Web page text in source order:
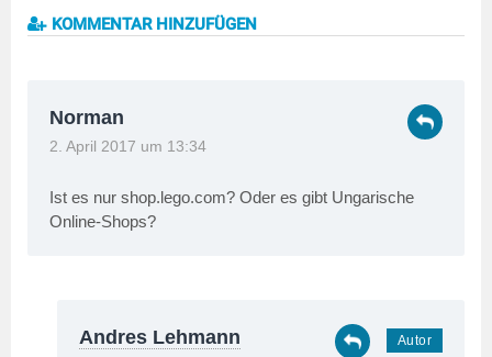
KOMMENTAR HINZUFÜGEN
Norman
2. April 2017 um 13:34
Ist es nur shop.lego.com? Oder es gibt Ungarische
Online-Shops?
Andres Lehmann